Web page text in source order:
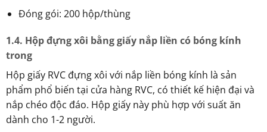
Đóng gói: 200 hộp/thùng
1.4. Hộp đựng xôi bằng giấy nắp liền có bóng kính
trong
Hộp giấy RVC đựng xôi với nắp liền bóng kính là sản
phẩm phổ biến tại cửa hàng RVC, có thiết kế hiện đại và
nắp chéo độc đáo. Hộp giấy này phù hợp với suất ăn
dành cho 1-2 người.